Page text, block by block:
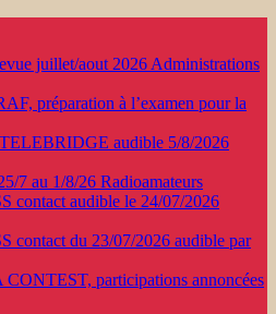
juillet/aout 2026 Administrations
préparation à l’examen pour la
audible 5/8/2026
7 au 1/8/26 Radioamateurs
contact audible le 24/07/2026
contact du 23/07/2026 audible par
CONTEST, participations annoncées